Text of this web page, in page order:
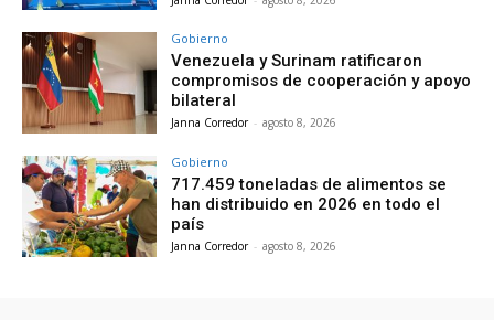
Gobierno
Venezuela y Surinam ratificaron
compromisos de cooperación y apoyo
bilateral
Janna Corredor - agosto 8, 2026
Gobierno
717.459 toneladas de alimentos se
han distribuido en 2026 en todo el
país
Janna Corredor - agosto 8, 2026